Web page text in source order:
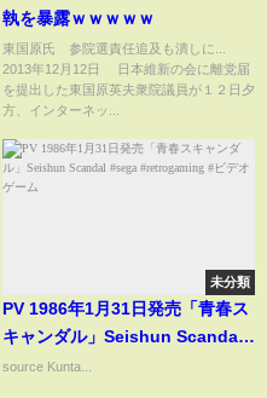
執を暴露ｗｗｗｗｗ
東国原氏 参院選責任追及も潰しに...
2013年12月12日 日本維新の会に離党届
を提出した東国原英夫衆院議員が１２日夕
方、インターネッ...
未分類
PV 1986年1月31日発売「青春ス
キャンダル」Seishun Scandal
#sega #retrogaming #ビデオゲ
source Kunta...